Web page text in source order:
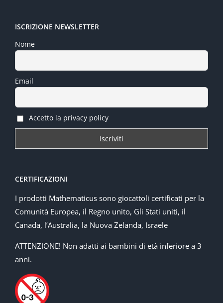
ISCRIZIONE NEWSLETTER
Nome
Email
Accetto la privacy policy
CERTIFICAZIONI
I prodotti Mathematicus sono giocattoli certificati per la
Comunità Europea, il Regno unito, Gli Stati uniti, il
Canada, l’Australia, la Nuova Zelanda, Israele
ATTENZIONE! Non adatti ai bambini di età inferiore a 3
anni.